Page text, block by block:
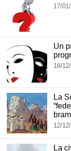
17/
Un
18/
La
12/
La